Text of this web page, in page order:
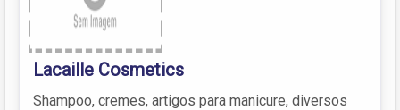
Lacaille Cosmetics
Shampoo, cremes, artigos para manicure, diversos